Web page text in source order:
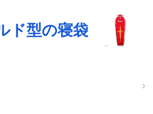
ド型の寝袋